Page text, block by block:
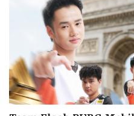
ưu Brand Video Ads.
| SmartAds
ESPORTS